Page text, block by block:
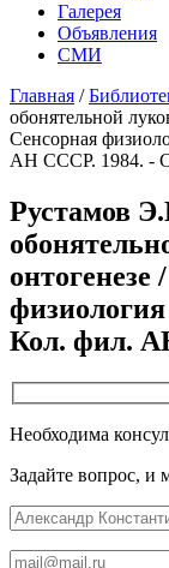
Галерея
Объявления
СМИ
Главная /
обонятельной
Сенсорная
АН СССР. 1984. -
Рустамов
Кол. фил.
Необходима
Задайте вопрос, и